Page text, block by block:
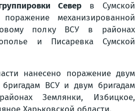
Север в Сумской
механизированной
полку ВСУ в районах
и Писаревка Сумской
нанесено поражение двум
ВСУ и двум бригадам
Землянки, Избицкое,